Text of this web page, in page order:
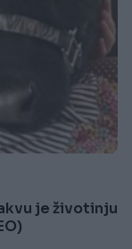
je životinju